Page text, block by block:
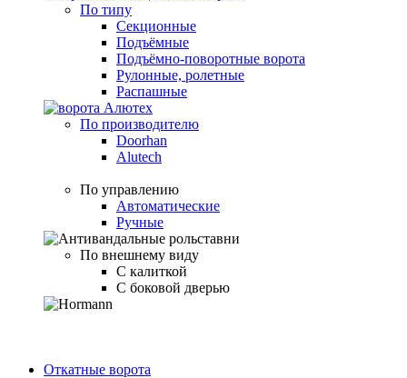
По типу
Секционные
Подъёмные
Подъёмно-поворотные ворота
Рулонные, ролетные
Распашные
По производителю
Doorhan
Alutech
По управлению
Автоматические
Ручные
По внешнему виду
С калиткой
С боковой дверью
Откатные ворота